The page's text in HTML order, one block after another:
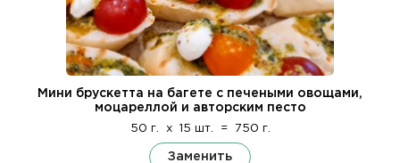
Мини брускетта на багете с печеными овощами,
моцареллой и авторским песто
50 г. x 15 шт. = 750 г.
Заменить